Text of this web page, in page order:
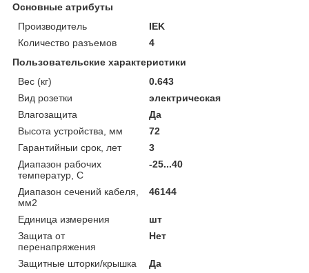
Основные атрибуты
Производитель
IEK
Количество разъемов
4
Пользовательские характеристики
Вес (кг)
0.643
Вид розетки
электрическая
Влагозащита
Да
Высота устройства, мм
72
Гарантийныи срок, лет
3
Диапазон рабочих
температур, С
-25...40
Диапазон сечений кабеля,
мм2
46144
Единица измерения
шт
Защита от
перенапряжения
Нет
Защитные шторки/крышка
Да